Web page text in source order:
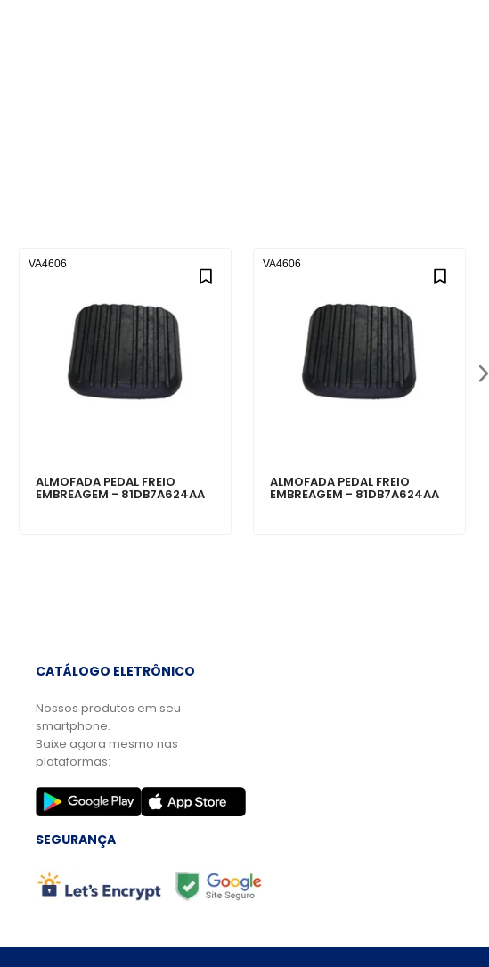
ALMOFADA PEDAL FREIO
EMBREAGEM - 81DB7A624AA
VA4606
ALMOFADA PEDAL FREIO
EMBREAGEM - 81DB7A624AA
VA4606
CATÁLOGO ELETRÔNICO
Nossos produtos em seu
smartphone.
Baixe agora mesmo nas
plataformas:
SEGURANÇA